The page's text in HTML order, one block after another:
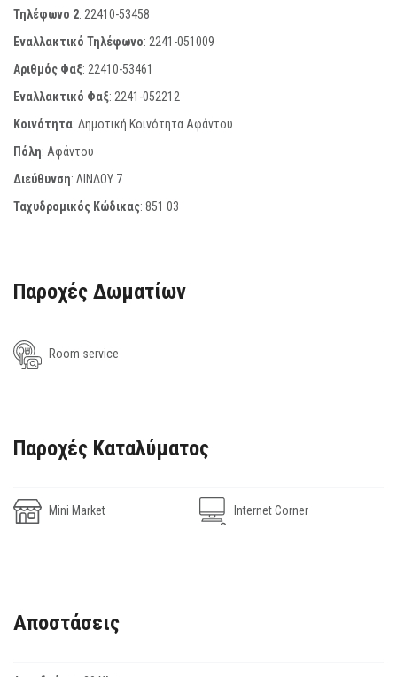
Τηλέφωνο 2: 22410-53458
Εναλλακτικό Τηλέφωνο: 2241-051009
Αριθμός Φαξ: 22410-53461
Εναλλακτικό Φαξ: 2241-052212
Κοινότητα: Δημοτική Κοινότητα Αφάντου
Πόλη: Αφάντου
Διεύθυνση: ΛΙΝΔΟΥ 7
Ταχυδρομικός Κώδικας: 851 03
Παροχές Δωματίων
Room service
Παροχές Καταλύματος
Mini Market Internet Corner
Αποστάσεις